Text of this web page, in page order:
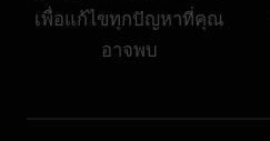
เพื่อแก้ไขทุกปัญหาที่คุณ
อาจพบ